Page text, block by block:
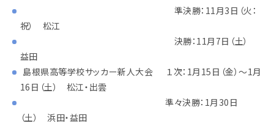
準決勝：11月3日（火：
祝） 松江
決勝：11月7日（土）
益田
島根県高等学校サッカー新人大会 １次：1月15日（金）～1月
16日（土） 松江・出雲
準々決勝：1月30日
（土） 浜田・益田